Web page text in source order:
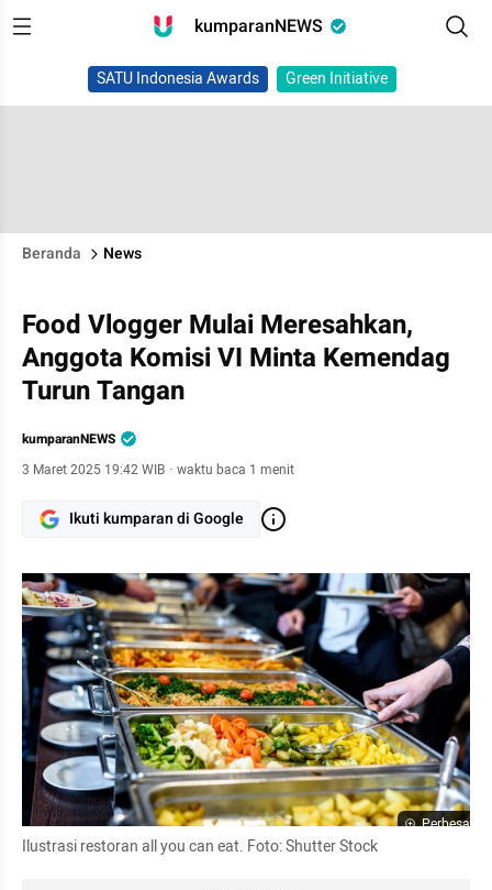
kumparanNEWS
SATU Indonesia Awards Green Initiative
Beranda News
Food Vlogger Mulai Meresahkan,
Anggota Komisi VI Minta Kemendag
Turun Tangan
kumparanNEWS
3 Maret 2025 19:42 WIB · waktu baca 1 menit
Ikuti kumparan di Google
Perbesar
Ilustrasi restoran all you can eat. Foto: Shutter Stock